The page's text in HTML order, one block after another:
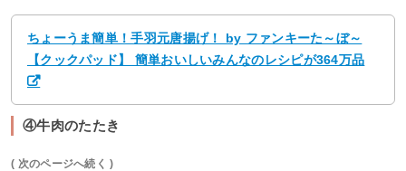
ちょーうま簡単！手羽元唐揚げ！ by ファンキーた～ぼ～
【クックパッド】 簡単おいしいみんなのレシピが364万品
④牛肉のたたき
( 次のページへ続く )